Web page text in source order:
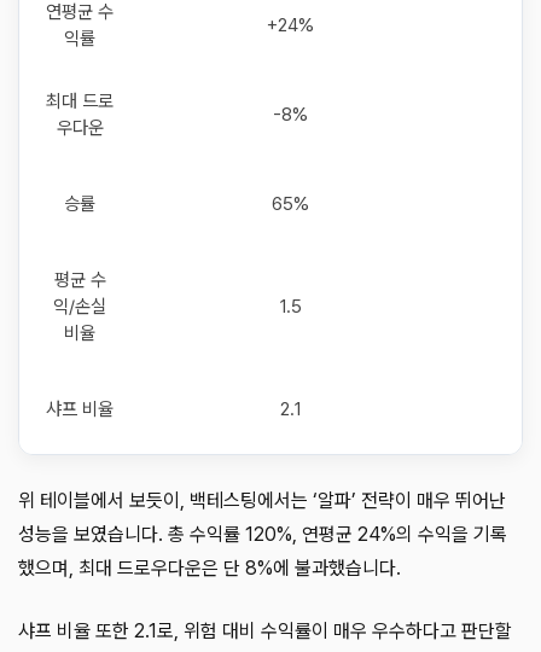
연평균 수
익률
+24%
최대 드로
우다운
-8%
승률 65%
평균 수
익/손실
비율
1.5
샤프 비율 2.1
위 테이블에서 보듯이, 백테스팅에서는 ‘알파’ 전략이 매우 뛰어난
성능을 보였습니다. 총 수익률 120%, 연평균 24%의 수익을 기록
했으며, 최대 드로우다운은 단 8%에 불과했습니다.
샤프 비율 또한 2.1로, 위험 대비 수익률이 매우 우수하다고 판단할